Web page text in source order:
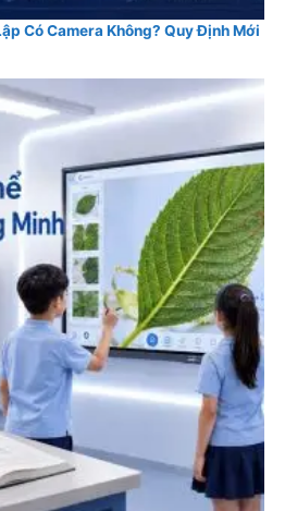
Có Camera Không? Quy Định Mới